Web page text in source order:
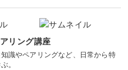
リング講座
識やペアリングなど、日常から特
。